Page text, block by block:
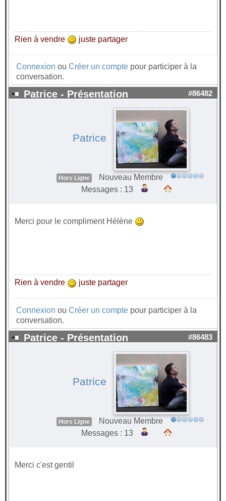
Rien à vendre juste partager
Connexion ou Créer un compte pour participer à la
conversation.
Patrice - Présentation #86482
Patrice
Hors Ligne
Nouveau Membre
Messages : 13
Merci pour le compliment Hélène
Rien à vendre juste partager
Connexion ou Créer un compte pour participer à la
conversation.
Patrice - Présentation #86483
Patrice
Hors Ligne
Nouveau Membre
Messages : 13
Merci c'est gentil